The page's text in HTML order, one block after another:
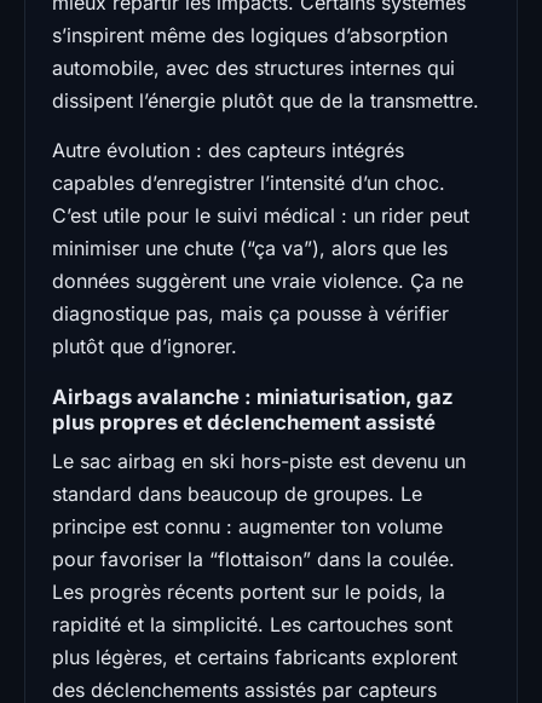
s’inspirent même des logiques d’absorption
automobile, avec des structures internes qui
dissipent l’énergie plutôt que de la transmettre.
Autre évolution : des capteurs intégrés
capables d’enregistrer l’intensité d’un choc.
C’est utile pour le suivi médical : un rider peut
minimiser une chute (“ça va”), alors que les
données suggèrent une vraie violence. Ça ne
diagnostique pas, mais ça pousse à vérifier
plutôt que d’ignorer.
Airbags avalanche : miniaturisation, gaz
plus propres et déclenchement assisté
Le sac airbag en ski hors-piste est devenu un
standard dans beaucoup de groupes. Le
principe est connu : augmenter ton volume
pour favoriser la “flottaison” dans la coulée.
Les progrès récents portent sur le poids, la
rapidité et la simplicité. Les cartouches sont
plus légères, et certains fabricants explorent
des déclenchements assistés par capteurs